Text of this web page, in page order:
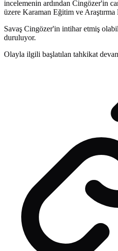
incelemenin ardından Cingözer'in
üzere Karaman Eğitim ve Araştırma
Savaş Cingözer'in intihar etmiş
duruluyor.
Olayla ilgili başlatılan tahkikat